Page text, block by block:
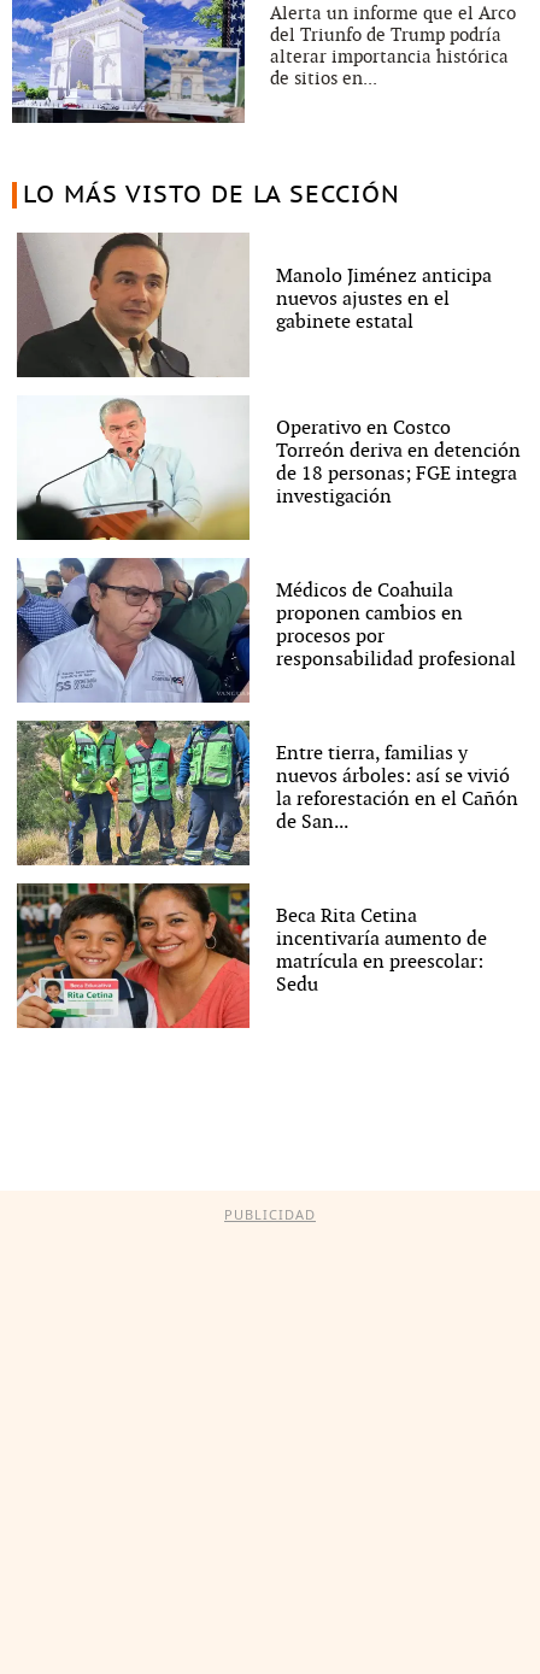
Alerta un informe que el Arco
del Triunfo de Trump podría
alterar importancia histórica
de sitios en...
LO MÁS VISTO DE LA SECCIÓN
Manolo Jiménez anticipa
nuevos ajustes en el
gabinete estatal
Operativo en Costco
Torreón deriva en detención
de 18 personas; FGE integra
investigación
Médicos de Coahuila
proponen cambios en
procesos por
responsabilidad profesional
Entre tierra, familias y
nuevos árboles: así se vivió
la reforestación en el Cañón
de San...
Beca Rita Cetina
incentivaría aumento de
matrícula en preescolar:
Sedu
PUBLICIDAD